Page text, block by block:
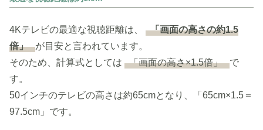
4Kテレビの最適な視聴距離は、
「画面の高さの約1.5
倍」 が目安と言われています。
そのため、計算式としては
「画面の高さ×1.5倍」 で
す。
50インチのテレビの高さは約65cmとなり、「65cm×1.5＝
97.5cm」です。